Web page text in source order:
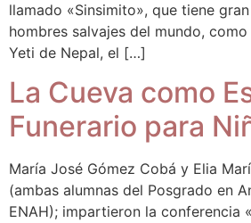
llamado «Sinsimito», que tiene
hombres salvajes del mundo,
Yeti de Nepal, el […]
La Cueva como
Funerario para
María José Gómez Cobá y Elia
(ambas alumnas del Posgrado en
ENAH); impartieron la conferencia